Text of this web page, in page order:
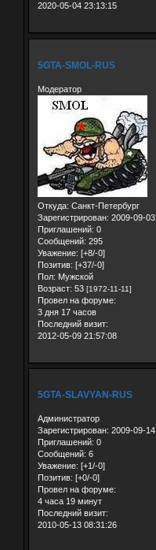
2020-05-04 23:13:15
5GTA-SMOL-RUS
Модератор
Откуда: Санкт-Петербург
Зарегистрирован: 2009-09-03
Приглашений: 0
Сообщений: 295
Уважение: [+8/-0]
Позитив: [+37/-0]
Пол: Мужской
Возраст: 53 [1972-11-11]
Провел на форуме:
3 дня 17 часов
Последний визит:
2012-05-09 21:57:08
5GTA-SLAVYAN-RUS
Администратор
Зарегистрирован: 2009-09-14
Приглашений: 0
Сообщений: 6
Уважение: [+1/-0]
Позитив: [+0/-0]
Провел на форуме:
4 часа 19 минут
Последний визит:
2010-05-13 08:31:26